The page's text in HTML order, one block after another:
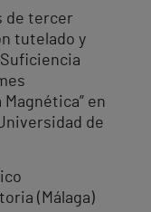
de tercer
tutelado y
en
de
(Málaga)